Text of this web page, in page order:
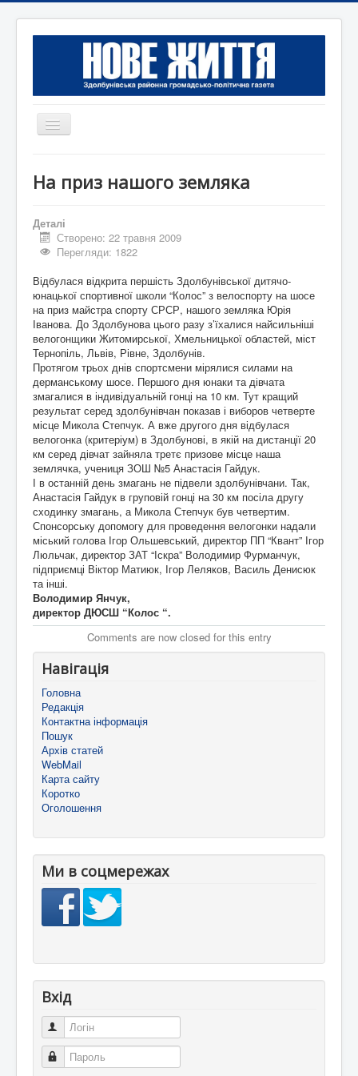
Перемикач
Редакція
Контактна інформація
Коротко
На приз нашого земляка
Деталі
Створено: 22 травня 2009
Перегляди: 1822
Відбулася відкрита першість Здолбунівської дитячо-
юнацької спортивної школи “Колос” з велоспорту на шосе
на приз майстра спорту СРСР, нашого земляка Юрія
Іванова. До Здолбунова цього разу з’їхалися найсильніші
велогонщики Житомирської, Хмельницької областей, міст
Тернопіль, Львів, Рівне, Здолбунів.
Протягом трьох днів спортсмени мірялися силами на
дерманському шосе. Першого дня юнаки та дівчата
змагалися в індивідуальній гонці на 10 км. Тут кращий
результат серед здолбунівчан показав і виборов четверте
місце Микола Степчук. А вже другого дня відбулася
велогонка (критеріум) в Здолбунові, в якій на дистанції 20
км серед дівчат зайняла третє призове місце наша
землячка, учениця ЗОШ №5 Анастасія Гайдук.
І в останній день змагань не підвели здолбунівчани. Так,
Анастасія Гайдук в груповій гонці на 30 км посіла другу
сходинку змагань, а Микола Степчук був четвертим.
Спонсорську допомогу для проведення велогонки надали
міський голова Ігор Ольшевський, директор ПП “Квант” Ігор
Люльчак, директор ЗАТ “Іскра” Володимир Фурманчук,
підприємці Віктор Матиюк, Ігор Леляков, Василь Денисюк
та інші.
Володимир Янчук,
директор ДЮСШ “Колос “.
Comments are now closed for this entry
Навігація
Головна
Редакція
Контактна інформація
Пошук
Архів статей
WebMail
Карта сайту
Коротко
Оголошення
Ми в соцмережах
Вхід
Логін
Пароль